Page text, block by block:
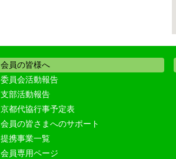
会員の皆様へ
委員会活動報告
支部活動報告
京都代協行事予定表
会員の皆さまへのサポート
提携事業一覧
会員専用ページ